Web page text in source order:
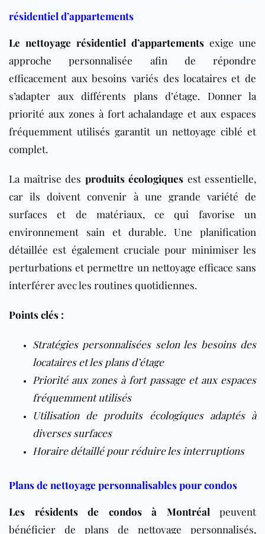
résidentiel d’appartements
Le nettoyage résidentiel d’appartements exige une
approche personnalisée afin de répondre
efficacement aux besoins variés des locataires et de
s’adapter aux différents plans d’étage. Donner la
priorité aux zones à fort achalandage et aux espaces
fréquemment utilisés garantit un nettoyage ciblé et
complet.
La maîtrise des produits écologiques est essentielle,
car ils doivent convenir à une grande variété de
surfaces et de matériaux, ce qui favorise un
environnement sain et durable. Une planification
détaillée est également cruciale pour minimiser les
perturbations et permettre un nettoyage efficace sans
interférer avec les routines quotidiennes.
Points clés :
Stratégies personnalisées selon les besoins des
locataires et les plans d’étage
Priorité aux zones à fort passage et aux espaces
fréquemment utilisés
Utilisation de produits écologiques adaptés à
diverses surfaces
Horaire détaillé pour réduire les interruptions
Plans de nettoyage personnalisables pour condos
Les résidents de condos à Montréal peuvent
bénéficier de plans de nettoyage personnalisés,